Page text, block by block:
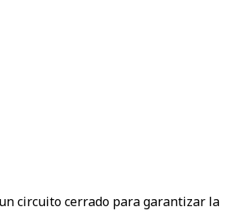
circuito cerrado para garantizar la